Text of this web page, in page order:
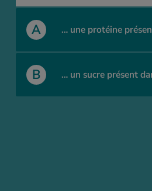
A … une protéine
B … un sucre présent